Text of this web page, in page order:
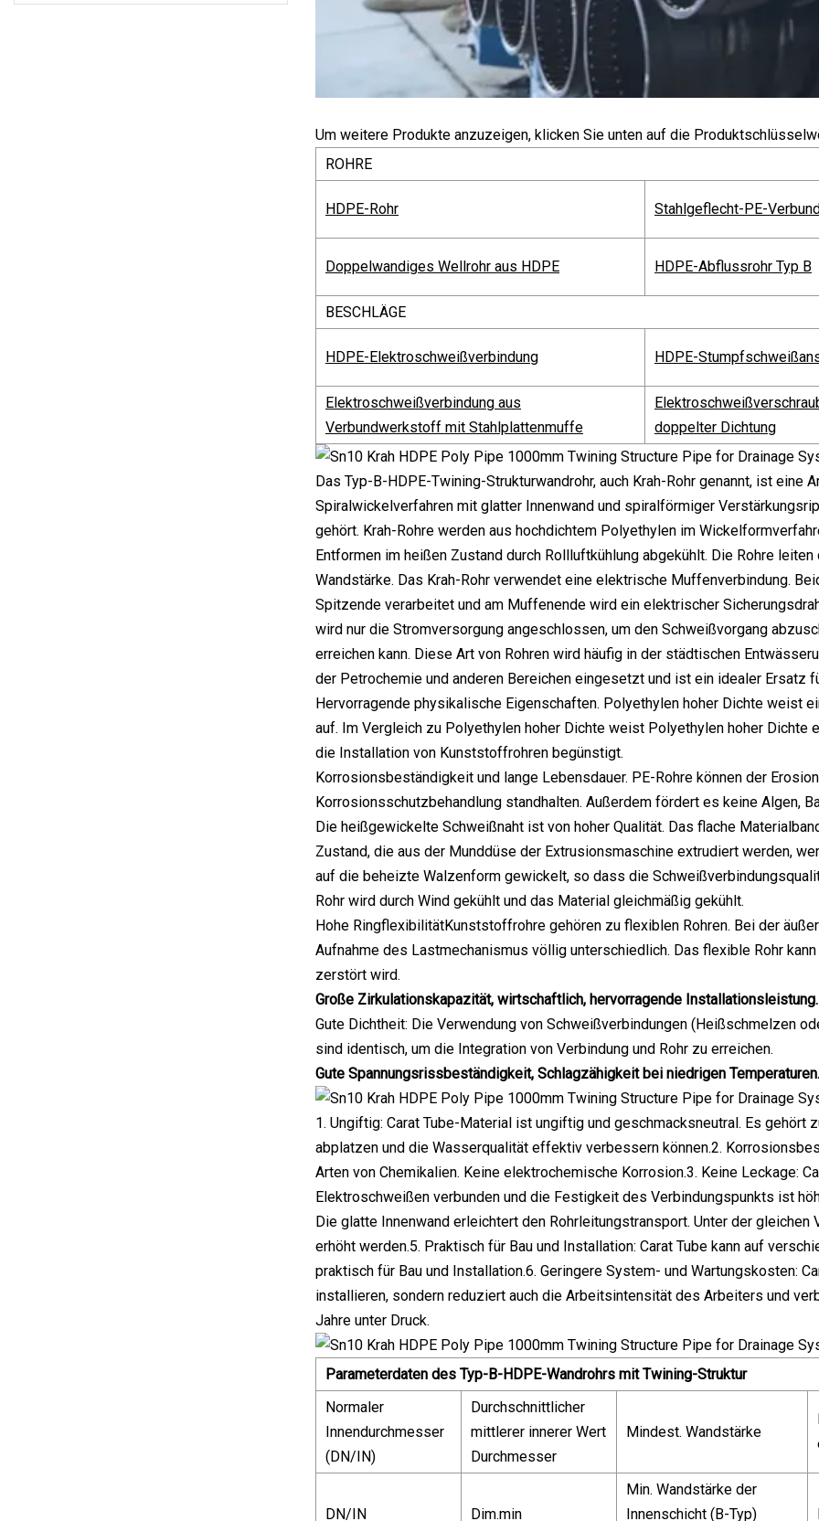
Um weitere Produkte anzuzeigen, klicken Sie unten auf die
ROHRE
HDPE-Rohr Stahlgeflecht-PE-
Doppelwandiges Wellrohr aus HDPE HDPE-Abflussrohr Typ B
BESCHLÄGE
HDPE-Elektroschweißverbindung HDPE-
Elektroschweißverbindung aus
Verbundwerkstoff mit Stahlplattenmuffe
doppelter Dichtung
Das Typ-B-HDPE-Twining-Strukturwandrohr, auch Krah-Rohr genannt, ist
Spiralwickelverfahren mit glatter Innenwand und spiralförmiger
gehört. Krah-Rohre werden aus hochdichtem Polyethylen im
Entformen im heißen Zustand durch Rollluftkühlung abgekühlt. Die Rohre
Wandstärke. Das Krah-Rohr verwendet eine elektrische Muffenverbindung.
Spitzende verarbeitet und am Muffenende wird ein elektrischer
wird nur die Stromversorgung angeschlossen, um den Schweißvorgang
erreichen kann. Diese Art von Rohren wird häufig in der städtischen
der Petrochemie und anderen Bereichen eingesetzt und ist ein idealer Ersatz
Hervorragende physikalische Eigenschaften. Polyethylen hoher Dichte
auf. Im Vergleich zu Polyethylen hoher Dichte weist Polyethylen hoher
die Installation von Kunststoffrohren begünstigt.
Korrosionsbeständigkeit und lange Lebensdauer. PE-Rohre können der
Korrosionsschutzbehandlung standhalten. Außerdem fördert es keine Algen,
Die heißgewickelte Schweißnaht ist von hoher Qualität. Das flache
Zustand, die aus der Munddüse der Extrusionsmaschine extrudiert werden,
auf die beheizte Walzenform gewickelt, so dass die
Rohr wird durch Wind gekühlt und das Material gleichmäßig gekühlt.
Hohe RingflexibilitätKunststoffrohre gehören zu flexiblen Rohren. Bei der
Aufnahme des Lastmechanismus völlig unterschiedlich. Das flexible Rohr
zerstört wird.
Große Zirkulationskapazität, wirtschaftlich, hervorragende Installationsleistung.
Gute Dichtheit: Die Verwendung von Schweißverbindungen (Heißschmelzen
sind identisch, um die Integration von Verbindung und Rohr zu erreichen.
Gute Spannungsrissbeständigkeit, Schlagzähigkeit bei niedrigen Temperaturen.
1. Ungiftig: Carat Tube-Material ist ungiftig und geschmacksneutral. Es gehört
abplatzen und die Wasserqualität effektiv verbessern können.2.
Arten von Chemikalien. Keine elektrochemische Korrosion.3. Keine Leckage:
Elektroschweißen verbunden und die Festigkeit des Verbindungspunkts ist
Die glatte Innenwand erleichtert den Rohrleitungstransport. Unter der
erhöht werden.5. Praktisch für Bau und Installation: Carat Tube kann auf
praktisch für Bau und Installation.6. Geringere System- und Wartungskosten:
installieren, sondern reduziert auch die Arbeitsintensität des Arbeiters und
Jahre unter Druck.
Parameterdaten des Typ-B-HDPE-Wandrohrs mit Twining-Struktur
Normaler
Innendurchmesser
(DN/IN)
Durchschnittlicher
mittlerer innerer Wert
Durchmesser
Mindest. Wandstärke
DN/IN Dim.min
Min. Wandstärke der
Innenschicht (B-Typ)